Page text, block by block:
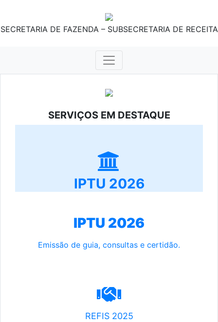
SECRETARIA DE FAZENDA – SUBSECRETARIA DE RECEITA
SERVIÇOS EM DESTAQUE
IPTU 2026
IPTU 2026
Emissão de guia, consultas e certidão.
REFIS 2025